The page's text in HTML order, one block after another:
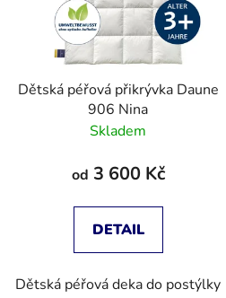
Dětská péřová přikrývka Daune
906 Nina
Skladem
od 3 600 Kč
DETAIL
Dětská péřová deka do postýlky